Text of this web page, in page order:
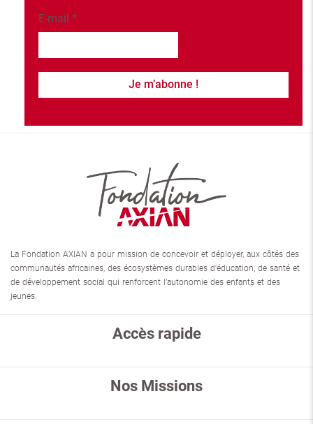
E-mail *
La Fondation AXIAN a pour mission de concevoir et déployer, aux côtés des
communautés africaines, des écosystèmes durables d’éducation, de santé et
de développement social qui renforcent l’autonomie des enfants et des
jeunes.
Accès rapide
Nos Missions